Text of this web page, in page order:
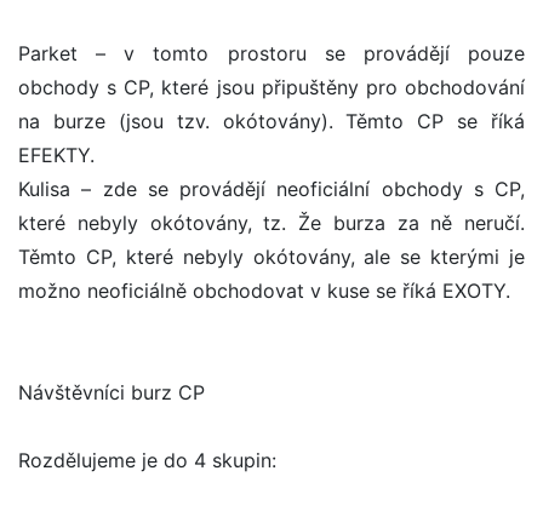
Parket – v tomto prostoru se provádějí pouze
obchody s CP, které jsou připuštěny pro obchodování
na burze (jsou tzv. okótovány). Těmto CP se říká
EFEKTY.
Kulisa – zde se provádějí neoficiální obchody s CP,
které nebyly okótovány, tz. Že burza za ně neručí.
Těmto CP, které nebyly okótovány, ale se kterými je
možno neoficiálně obchodovat v kuse se říká EXOTY.
Návštěvníci burz CP
Rozdělujeme je do 4 skupin: